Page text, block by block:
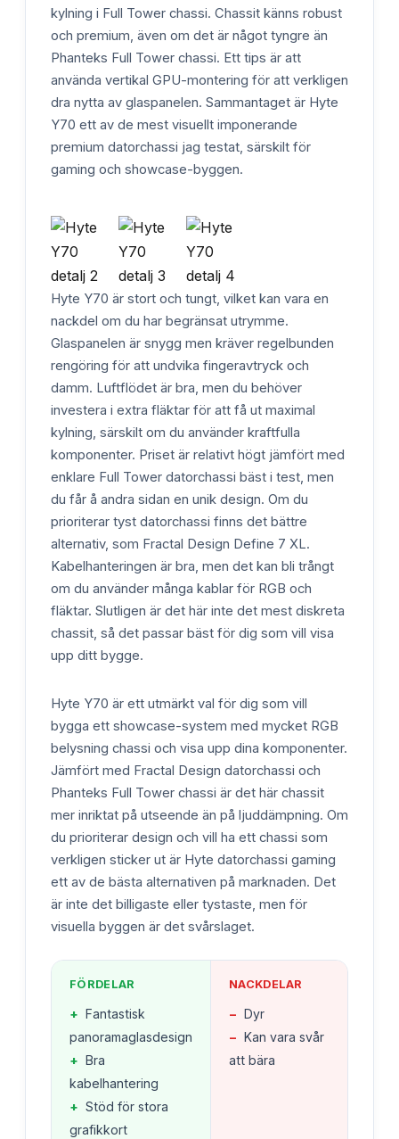
kylning i Full Tower chassi. Chassit känns robust
och premium, även om det är något tyngre än
Phanteks Full Tower chassi. Ett tips är att
använda vertikal GPU-montering för att verkligen
dra nytta av glaspanelen. Sammantaget är Hyte
Y70 ett av de mest visuellt imponerande
premium datorchassi jag testat, särskilt för
gaming och showcase-byggen.
Hyte Y70 är stort och tungt, vilket kan vara en
nackdel om du har begränsat utrymme.
Glaspanelen är snygg men kräver regelbunden
rengöring för att undvika fingeravtryck och
damm. Luftflödet är bra, men du behöver
investera i extra fläktar för att få ut maximal
kylning, särskilt om du använder kraftfulla
komponenter. Priset är relativt högt jämfört med
enklare Full Tower datorchassi bäst i test, men
du får å andra sidan en unik design. Om du
prioriterar tyst datorchassi finns det bättre
alternativ, som Fractal Design Define 7 XL.
Kabelhanteringen är bra, men det kan bli trångt
om du använder många kablar för RGB och
fläktar. Slutligen är det här inte det mest diskreta
chassit, så det passar bäst för dig som vill visa
upp ditt bygge.
Hyte Y70 är ett utmärkt val för dig som vill
bygga ett showcase-system med mycket RGB
belysning chassi och visa upp dina komponenter.
Jämfört med Fractal Design datorchassi och
Phanteks Full Tower chassi är det här chassit
mer inriktat på utseende än på ljuddämpning. Om
du prioriterar design och vill ha ett chassi som
verkligen sticker ut är Hyte datorchassi gaming
ett av de bästa alternativen på marknaden. Det
är inte det billigaste eller tystaste, men för
visuella byggen är det svårslaget.
FÖRDELAR
+ Fantastisk
panoramaglasdesign
+ Bra
kabelhantering
+ Stöd för stora
grafikkort
NACKDELAR
− Dyr
− Kan vara svår
att bära